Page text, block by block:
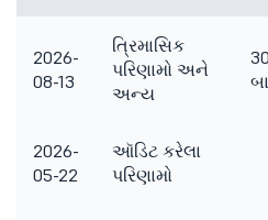
2026-
08-13
ત્રિમાસિક
પરિણામો અને
અન્ય
2026-
05-22
ઑડિટ કરેલા
પરિણામો